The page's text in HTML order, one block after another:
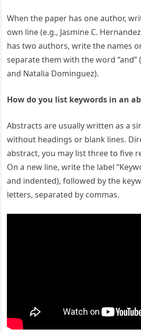
When the paper has one author,
own line (e.g., Jasmine C.
has two authors, write the names
separate them with the word “and”
and Natalia Dominguez).
How do you list keywords in an
Abstracts are usually written as a
without headings or blank lines.
abstract, you may list three to five
On a new line, write the label
and indented), followed by the
letters, separated by commas.